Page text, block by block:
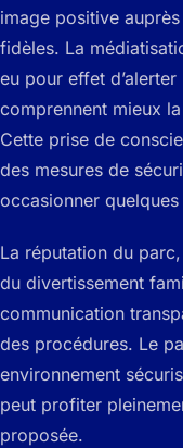
image positive
fidèles. La
eu pour effet
comprennent mieux
Cette prise de
des mesures de
occasionner
La réputation du
du divertissement
communication
des procédures. Le
environnement
peut profiter
proposée.